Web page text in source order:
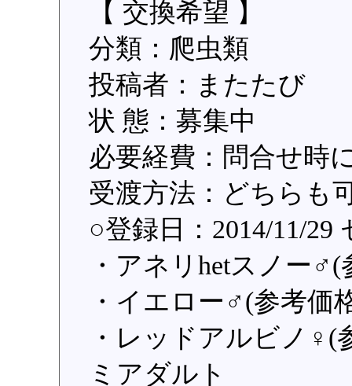
【 交換希望 】
分類：爬虫類
投稿者：またたび
状 態：募集中
必要経費：問合せ時
受渡方法：どちらも
○登録日：2014/11/
・アネリhetスノー
・イエロー♂(参考価
・レッドアルビノ♀(
ミアダルト